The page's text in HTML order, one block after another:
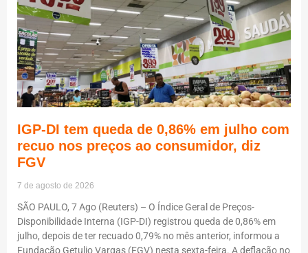
IGP-DI tem queda de 0,86% em julho com
recuo nos preços ao consumidor, diz
FGV
7 de agosto de 2026
SÃO PAULO, 7 Ago (Reuters) – O Índice Geral de Preços-
Disponibilidade Interna (IGP-DI) registrou queda de 0,86% em
julho, depois de ter recuado 0,79% no mês anterior, informou a
Fundação Getulio Vargas (FGV) nesta sexta-feira. A deflação no